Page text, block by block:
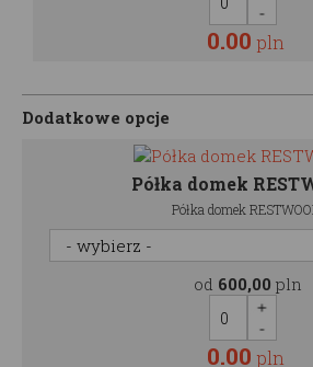
0.00 pln
Dodatkowe opcje
Półka domek
Półka domek
od 600,00 pln
0.00 pln